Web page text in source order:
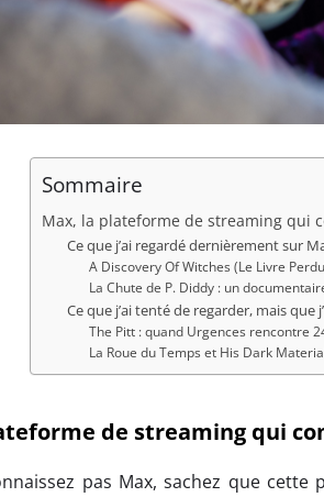
Sommaire
Max, la plateforme de streaming qui
Ce que j’ai regardé dernièrement sur
A Discovery Of Witches (Le Livre
La Chute de P. Diddy : un
Ce que j’ai tenté de regarder, mais que
The Pitt : quand Urgences rencontre
La Roue du Temps et His Dark
de streaming qui
pas Max, sachez que